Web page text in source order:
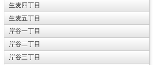
生麦四丁目
生麦五丁目
岸谷一丁目
岸谷二丁目
岸谷三丁目